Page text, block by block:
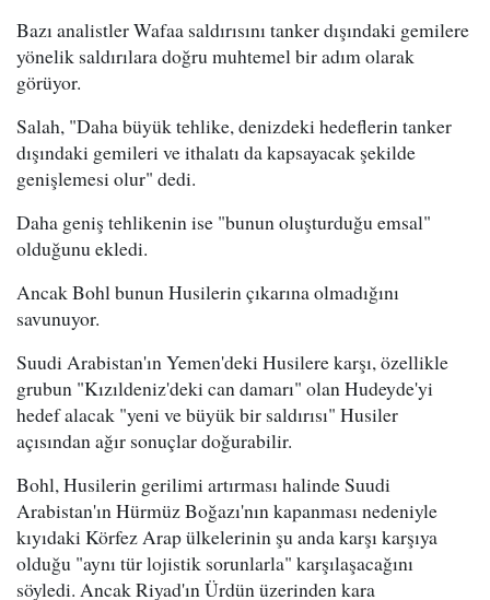
Bazı analistler Wafaa saldırısını tanker dışındaki gemilere
yönelik saldırılara doğru muhtemel bir adım olarak
görüyor.
Salah, "Daha büyük tehlike, denizdeki hedeflerin tanker
dışındaki gemileri ve ithalatı da kapsayacak şekilde
genişlemesi olur" dedi.
Daha geniş tehlikenin ise "bunun oluşturduğu emsal"
olduğunu ekledi.
Ancak Bohl bunun Husilerin çıkarına olmadığını
savunuyor.
Suudi Arabistan'ın Yemen'deki Husilere karşı, özellikle
grubun "Kızıldeniz'deki can damarı" olan Hudeyde'yi
hedef alacak "yeni ve büyük bir saldırısı" Husiler
açısından ağır sonuçlar doğurabilir.
Bohl, Husilerin gerilimi artırması halinde Suudi
Arabistan'ın Hürmüz Boğazı'nın kapanması nedeniyle
kıyıdaki Körfez Arap ülkelerinin şu anda karşı karşıya
olduğu "aynı tür lojistik sorunlarla" karşılaşacağını
söyledi. Ancak Riyad'ın Ürdün üzerinden kara